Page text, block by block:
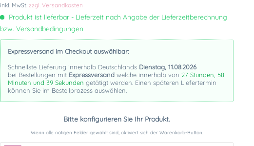
inkl. MwSt.zzgl. Versandkosten
Produkt ist lieferbar - Lieferzeit nach Angabe der Lieferzeitberechnung
bzw. Versandbedingungen
Expressversand im Checkout auswählbar:
Schnellste Lieferung innerhalb Deutschlands Dienstag, 11.08.2026
bei Bestellungen mit Expressversand welche innerhalb von27 Stunden, 58
Minuten und 39 Sekunden getätigt werden. Einen späteren Liefertermin
können Sie im Bestellprozess auswählen.
Bitte konfigurieren Sie Ihr Produkt.
Wenn alle nötigen Felder gewählt sind, aktiviert sich der Warenkorb-Button.